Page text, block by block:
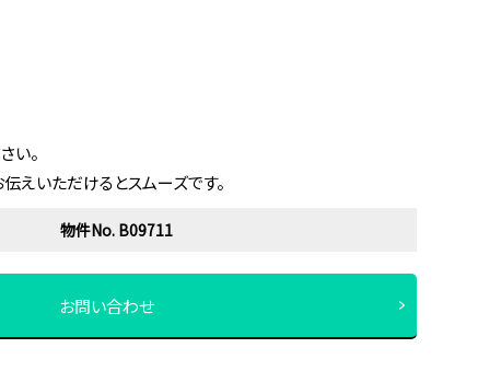
い。
えいただけるとスムーズです。
物件No. B09711
お問い合わせ